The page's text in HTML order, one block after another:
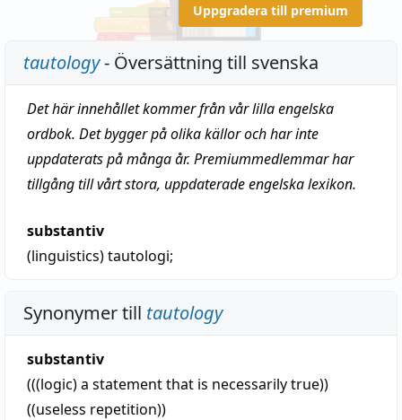
Uppgradera till premium
tautology- Översättning till svenska
Det här innehållet kommer från vår lilla engelska
ordbok. Det bygger på olika källor och har inte
uppdaterats på många år. Premiummedlemmar har
tillgång till vårt stora, uppdaterade engelska lexikon.
substantiv
(linguistics)tautologi;
Synonymer till tautology
substantiv
(((logic) a statement that is necessarily true))
((useless repetition))